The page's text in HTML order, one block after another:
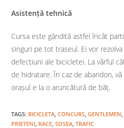
Asistență tehnică
Cursa este gândită astfel încât
singuri pe tot traseul. Ei vor
defecțiuni ale bicicletei. La vârful
de hidratare. În caz de abandon,
orașul e la o aruncătură de băț.
TAGS: BICICLETA CONCURS GENTLEMEN
PRIETENI RACE SOSEA TRAFIC